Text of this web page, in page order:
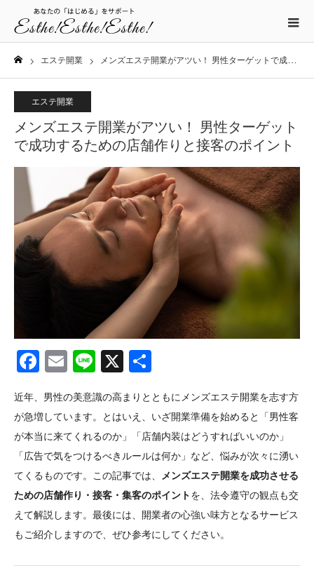
エステ開業 メンズエステ開業がアツい！ 男性ターゲットで成功するための店舗作りと接客のポイント
エステ開業
メンズエステ開業がアツい！ 男性ターゲット
で成功するための店舗作りと接客のポイント
Facebook
EmailLine
X
近年、男性の美意識の高まりとともにメンズエステ開業を志す方
が急増しています。とはいえ、いざ開業準備を始めると「男性客
が本当に来てくれるのか」「店舗内装はどうすればいいのか」
「広告で気をつけるべきルールは何か」など、悩みが次々に湧い
てくるものです。この記事では、
メンズエステ開業を成功させる
ための店舗作り・接客・集客のポイントを、法令遵守の観点も交
えて解説します。最後には、開業者の心強い味方となるサービス
もご紹介しますので、ぜひ参考にしてください。